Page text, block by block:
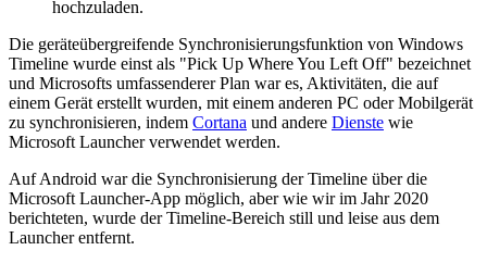
hochzuladen.
Die geräteübergreifende Synchronisierungsfunktion von Windows
Timeline wurde einst als "Pick Up Where You Left Off" bezeichnet
und Microsofts umfassenderer Plan war es, Aktivitäten, die auf
einem Gerät erstellt wurden, mit einem anderen PC oder Mobilgerät
zu synchronisieren, indem Cortana und andere Dienste wie
Microsoft Launcher verwendet werden.
Auf Android war die Synchronisierung der Timeline über die
Microsoft Launcher-App möglich, aber wie wir im Jahr 2020
berichteten, wurde der Timeline-Bereich still und leise aus dem
Launcher entfernt.